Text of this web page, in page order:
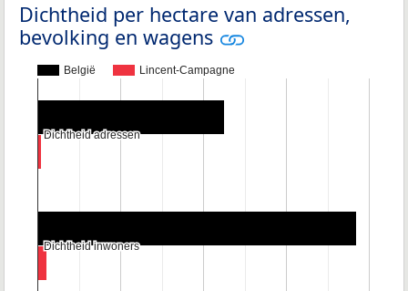
Dichtheid per hectare van adressen,
bevolking en wagens
België Lincent-Campagne
Dichtheid adressen
Dichtheid adressen
Dichtheid inwoners
Dichtheid inwoners